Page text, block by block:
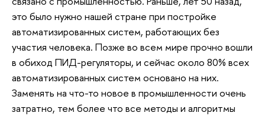
это было нужно нашей стране при постройке
автоматизированных систем, работающих без
участия человека. Позже во всем мире прочно вошли
в обиход ПИД-регуляторы, и сейчас около 80% всех
автоматизированных систем основано на них.
Заменять на что-то новое в промышленности очень
затратно, тем более что все методы и алгоритмы